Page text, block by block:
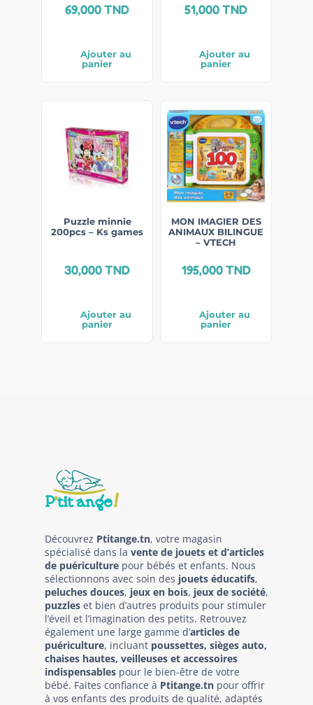
69,000TND
Ajouter au
panier
51,000TND
Ajouter au
panier
Puzzle minnie
200pcs – Ks games
30,000TND
Ajouter au
panier
MON IMAGIER DES
ANIMAUX BILINGUE
– VTECH
195,000TND
Ajouter au
panier
Découvrez Ptitange.tn, votre magasin
spécialisé dans la vente de jouets et d’articles
de puériculture pour bébés et enfants. Nous
sélectionnons avec soin des jouets éducatifs,
peluches douces, jeux en bois, jeux de société,
puzzles et bien d’autres produits pour stimuler
l’éveil et l’imagination des petits. Retrouvez
également une large gamme d’articles de
puériculture, incluant poussettes, sièges auto,
chaises hautes, veilleuses et accessoires
indispensables pour le bien-être de votre
bébé. Faites confiance à Ptitange.tn pour offrir
à vos enfants des produits de qualité, adaptés